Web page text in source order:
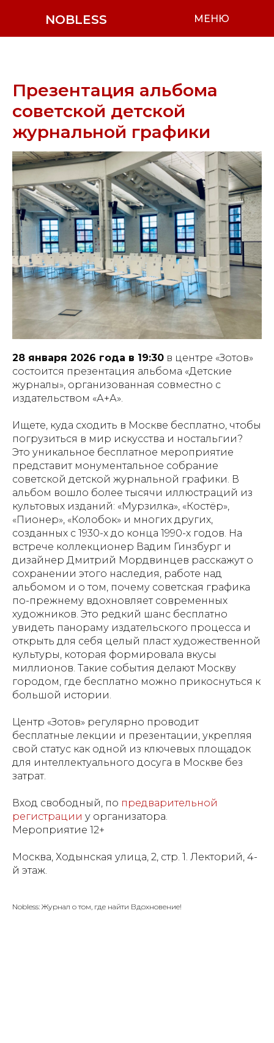
NOBLESS МЕНЮ
Презентация альбома
советской детской
журнальной графики
28 января 2026 года в 19:30 в центре «Зотов»
состоится презентация альбома «Детские
журналы», организованная совместно с
издательством «А+А».
Ищете, куда сходить в Москве бесплатно, чтобы
погрузиться в мир искусства и ностальгии?
Это уникальное бесплатное мероприятие
представит монументальное собрание
советской детской журнальной графики. В
альбом вошло более тысячи иллюстраций из
культовых изданий: «Мурзилка», «Костёр»,
«Пионер», «Колобок» и многих других,
созданных с 1930-х до конца 1990-х годов. На
встрече коллекционер Вадим Гинзбург и
дизайнер Дмитрий Мордвинцев расскажут о
сохранении этого наследия, работе над
альбомом и о том, почему советская графика
по-прежнему вдохновляет современных
художников. Это редкий шанс бесплатно
увидеть панораму издательского процесса и
открыть для себя целый пласт художественной
культуры, которая формировала вкусы
миллионов. Такие события делают Москву
городом, где бесплатно можно прикоснуться к
большой истории.
Центр «Зотов» регулярно проводит
бесплатные лекции и презентации, укрепляя
свой статус как одной из ключевых площадок
для интеллектуального досуга в Москве без
затрат.
Вход свободный, по предварительной
регистрации у организатора.
Мероприятие 12+
Москва, Ходынская улица, 2, стр. 1. Лекторий, 4-
й этаж.
Nobless: Журнал о том, где найти Вдохновение!